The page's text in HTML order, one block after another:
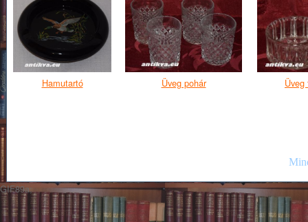
Hamutartó Üveg pohár Üveg
GIF89a;